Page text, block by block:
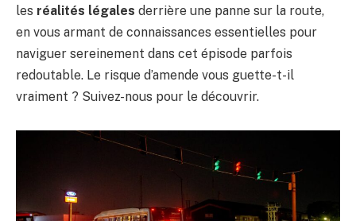
les réalités légales derrière une panne sur la route,
en vous armant de connaissances essentielles pour
naviguer sereinement dans cet épisode parfois
redoutable. Le risque d’amende vous guette-t-il
vraiment ? Suivez-nous pour le découvrir.